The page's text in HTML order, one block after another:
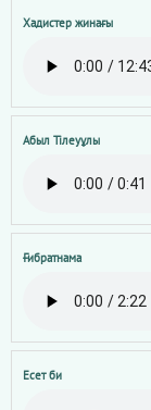
Хадистер жинағы
Абыл Тілеуұлы
Ғибратнама
Есет би